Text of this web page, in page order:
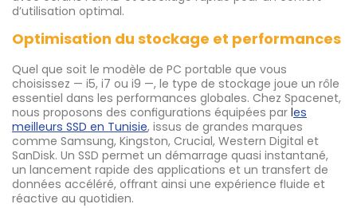
d’utilisation optimal.
Optimisation du stockage et performances
Quel que soit le modèle de PC portable que vous
choisissez — i5, i7 ou i9 —, le type de stockage joue un rôle
essentiel dans les performances globales. Chez Spacenet,
nous proposons des configurations équipées par les
meilleurs SSD en Tunisie, issus de grandes marques
comme Samsung, Kingston, Crucial, Western Digital et
SanDisk. Un SSD permet un démarrage quasi instantané,
un lancement rapide des applications et un transfert de
données accéléré, offrant ainsi une expérience fluide et
réactive au quotidien.